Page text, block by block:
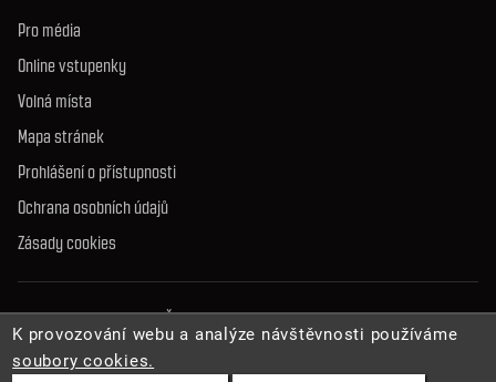
Pro média
Online vstupenky
Volná místa
Mapa stránek
Prohlášení o přístupnosti
Ochrana osobních údajů
Zásady cookies
© 2026 Správa jeskyní České republiky. Všechna práva vyhrazena.
K provozování webu a analýze návštěvnosti používáme
soubory cookies.